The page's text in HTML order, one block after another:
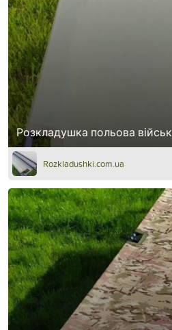
Розкладушка польова
Rozkladushki.com.ua